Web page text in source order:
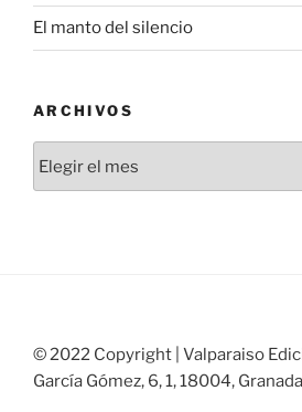
El manto del silencio
ARCHIVOS
© 2022 Copyright | Valparaiso
García Gómez, 6, 1, 18004,